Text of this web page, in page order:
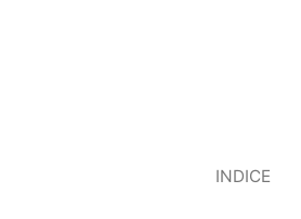
INDICE